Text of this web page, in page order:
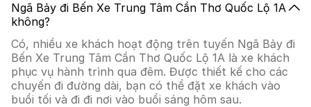
Ngã Bảy đi Bến Xe Trung Tâm Cần Thơ Quốc Lộ 1A
không?
Có, nhiều xe khách hoạt động trên tuyến Ngã Bảy đi
Bến Xe Trung Tâm Cần Thơ Quốc Lộ 1A là xe khách
phục vụ hành trình qua đêm. Được thiết kế cho các
chuyến đi đường dài, bạn có thể đặt xe khách vào
buổi tối và đi đi nơi vào buổi sáng hôm sau.